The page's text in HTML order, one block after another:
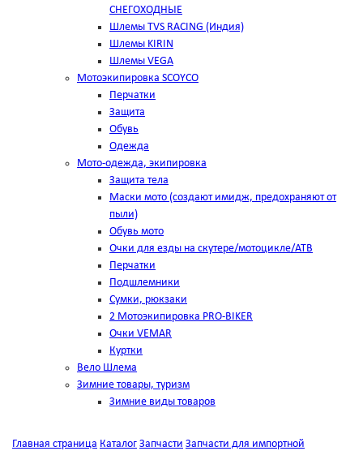
СНЕГОХОДНЫЕ
Шлемы TVS RACING (Индия)
Шлемы KIRIN
Шлемы VEGA
Мотоэкипировка SCOYCO
Перчатки
Защита
Обувь
Одежда
Мото-одежда, экипировка
Защита тела
Маски мото (создают имидж, предохраняют от
пыли)
Обувь мото
Очки для езды на скутере/мотоцикле/АТВ
Перчатки
Подшлемники
Сумки, рюкзаки
2 Мотоэкипировка PRO-BIKER
Очки VEMAR
Куртки
Вело Шлема
Зимние товары, туризм
Зимние виды товаров
Главная страница Каталог Запчасти Запчасти для импортной